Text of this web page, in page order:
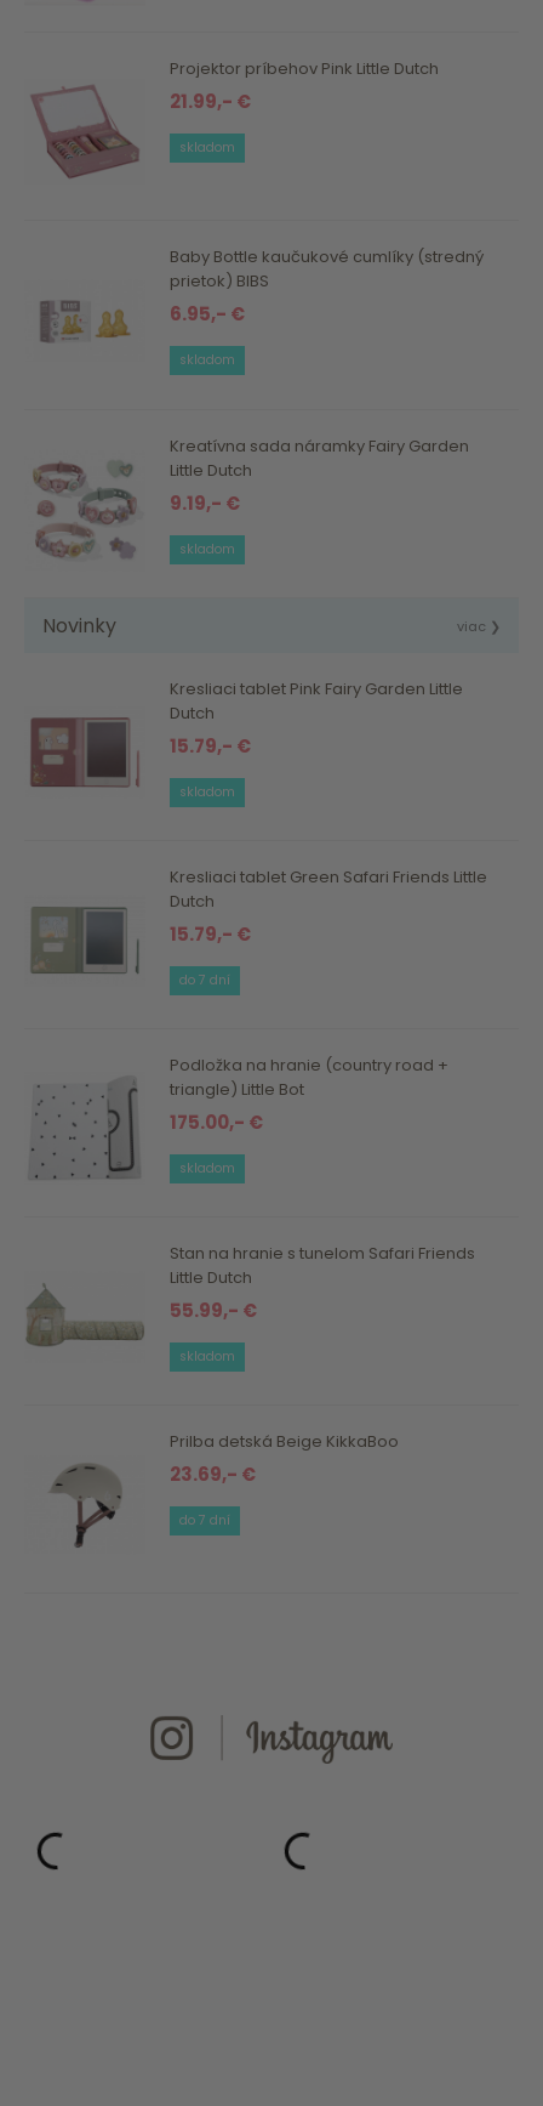
Projektor príbehov Pink Little Dutch
21.99,- €
skladom
Baby Bottle kaučukové cumlíky (stredný
prietok) BIBS
6.95,- €
skladom
Kreatívna sada náramky Fairy Garden
Little Dutch
9.19,- €
skladom
Novinky viac ❯
Kresliaci tablet Pink Fairy Garden Little
Dutch
15.79,- €
skladom
Kresliaci tablet Green Safari Friends Little
Dutch
15.79,- €
do 7 dní
Podložka na hranie (country road +
triangle) Little Bot
175.00,- €
skladom
Stan na hranie s tunelom Safari Friends
Little Dutch
55.99,- €
skladom
Prilba detská Beige KikkaBoo
23.69,- €
do 7 dní